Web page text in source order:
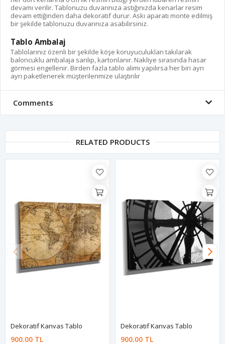
devamı verilir. Tablonuzu duvarınıza astığınızda kenarlar resim
devam ettiğinden daha dekoratif durur. Askı aparatı monte edilmiş
bir şekilde tablonuzu duvarınıza asabilirsiniz.
Tablo Ambalaj
Tablolarınız özenli bir şekilde köşe koruyuculukları takılarak
baloncuklu ambalaja sarılıp, kartonlanır. Nakliye sırasında hasar
görmesi engellenir. Birden fazla tablo alımı yapılırsa her biri ayrı
ayrı paketlenerek müşterilerimize ulaştırılır
Comments
RELATED PRODUCTS
Dekoratif Kanvas Tablo
900.00 TL
Dekoratif Kanvas Tablo
900.00 TL